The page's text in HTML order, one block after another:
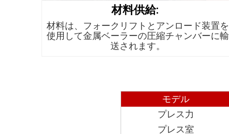
材料供給:
材料は、フォークリフトとアンロード装置を
使用して金属ベーラーの圧縮チャンバーに輸
送されます。
モデル
プレス力
プレス室